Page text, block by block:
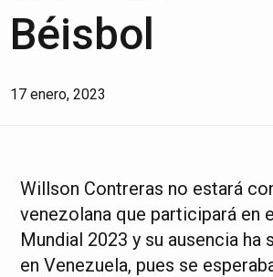
Béisbol
17 enero, 2023
Willson Contreras no estará
venezolana que participará en
Mundial 2023 y su ausencia ha
en Venezuela, pues se